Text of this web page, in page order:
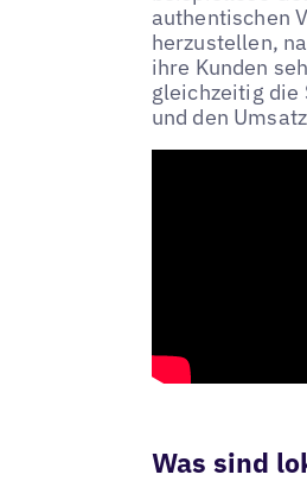
authentischen
herzustellen,
ihre Kunden
gleichzeitig die
und den
Was sind